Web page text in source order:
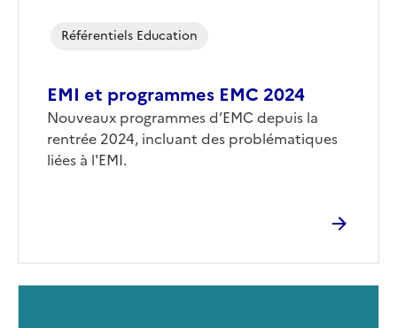
EMI et programmes EMC 2024
Corps
Nouveaux programmes d’EMC depuis la
rentrée 2024, incluant des problématiques
liées à l'EMI.
Référentiels Education